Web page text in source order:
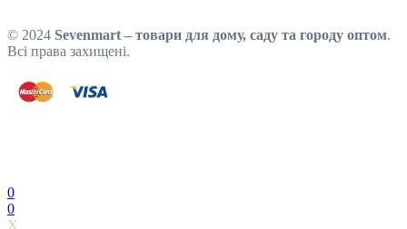
© 2024 Sevenmart – товари для дому, саду та городу оптом.
Всі права захищені.
0
0
X